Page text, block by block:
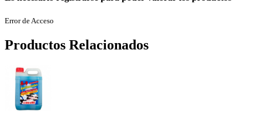
Error de Acceso
Productos Relacionados